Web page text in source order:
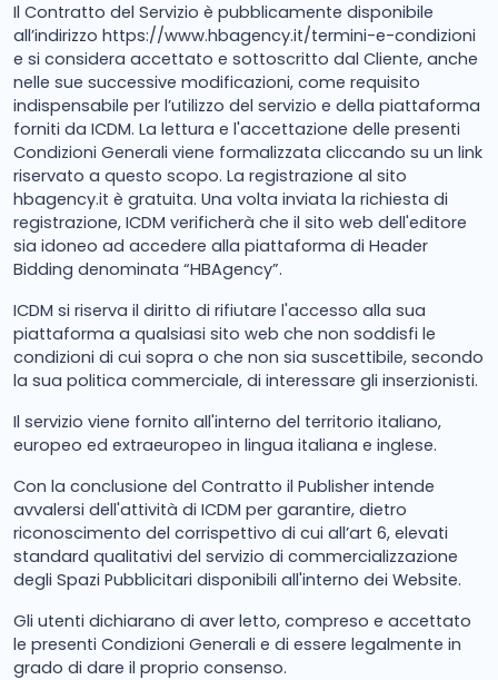
Il Contratto del Servizio è pubblicamente disponibile
all’indirizzo https://www.hbagency.it/termini-e-condizioni
e si considera accettato e sottoscritto dal Cliente, anche
nelle sue successive modificazioni, come requisito
indispensabile per l’utilizzo del servizio e della piattaforma
forniti da ICDM. La lettura e l'accettazione delle presenti
Condizioni Generali viene formalizzata cliccando su un link
riservato a questo scopo. La registrazione al sito
hbagency.it è gratuita. Una volta inviata la richiesta di
registrazione, ICDM verificherà che il sito web dell'editore
sia idoneo ad accedere alla piattaforma di Header
Bidding denominata “HBAgency”.
ICDM si riserva il diritto di rifiutare l'accesso alla sua
piattaforma a qualsiasi sito web che non soddisfi le
condizioni di cui sopra o che non sia suscettibile, secondo
la sua politica commerciale, di interessare gli inserzionisti.
Il servizio viene fornito all'interno del territorio italiano,
europeo ed extraeuropeo in lingua italiana e inglese.
Con la conclusione del Contratto il Publisher intende
avvalersi dell'attività di ICDM per garantire, dietro
riconoscimento del corrispettivo di cui all’art 6, elevati
standard qualitativi del servizio di commercializzazione
degli Spazi Pubblicitari disponibili all'interno dei Website.
Gli utenti dichiarano di aver letto, compreso e accettato
le presenti Condizioni Generali e di essere legalmente in
grado di dare il proprio consenso.